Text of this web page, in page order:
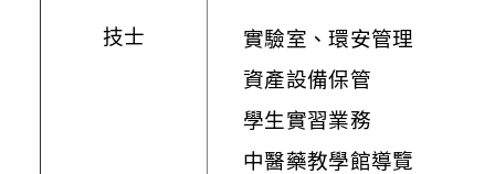
技士
實驗室、環安管理
資產設備保管
學生實習業務
中醫藥教學館導覽